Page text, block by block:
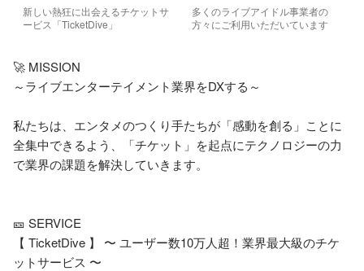
新しい熱狂に出会えるチケットサ
ービス「TicketDive」
多くのライブアイドル事業者の
方々にご利用いただいています
🚀 MISSION
～ライブエンターテイメント業界をDXする～
私たちは、エンタメのつくり手たちが「感動を創る」ことに
全集中できるよう、「チケット」を起点にテクノロジーの力
で業界の課題を解決していきます。
🎫 SERVICE
【 TicketDive 】 〜 ユーザー数10万人超！業界最大級のチケ
ットサービス 〜